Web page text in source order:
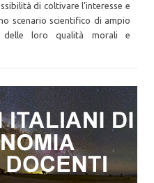
di coltivare l’interesse e
scenario scientifico di ampio
delle loro qualità morali e